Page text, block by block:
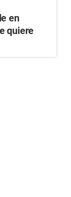
en
quiere